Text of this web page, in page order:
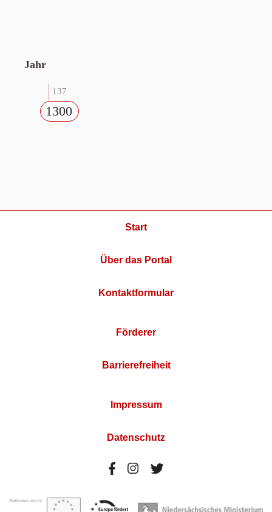
Jahr
137
1300
Start
Über das Portal
Kontaktformular
Förderer
Barrierefreiheit
Impressum
Datenschutz